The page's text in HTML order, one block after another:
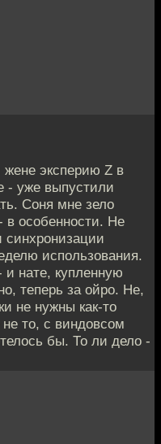
жене эксперию Z в
- уже выпустили
Соня мне зело
в особенности. Не
синхронизации
использования.
нате, купленную
теперь за ойро. Не,
не нужны как-то
то, с виндовсом
бы. То ли дело -